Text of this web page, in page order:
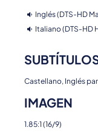
Inglés (DTS-HD
Italiano (DTS-HD
Castellano, Inglés
IMAGEN
1.85:1 (16/9)